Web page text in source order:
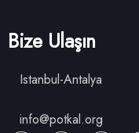
Bize Ulaşın
Istanbul-Antalya
info@potkal.org